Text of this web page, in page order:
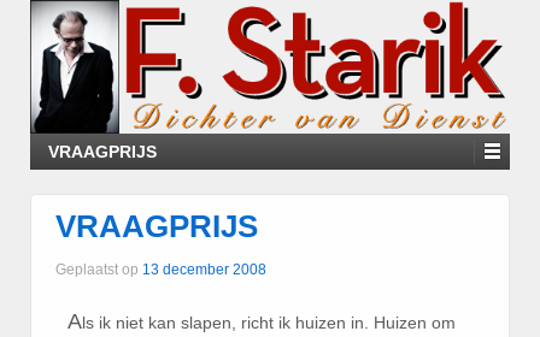
VRAAGPRIJS
VRAAGPRIJS
Geplaatst op 13 december 2008
Als ik niet kan slapen, richt ik huizen in. Huizen om